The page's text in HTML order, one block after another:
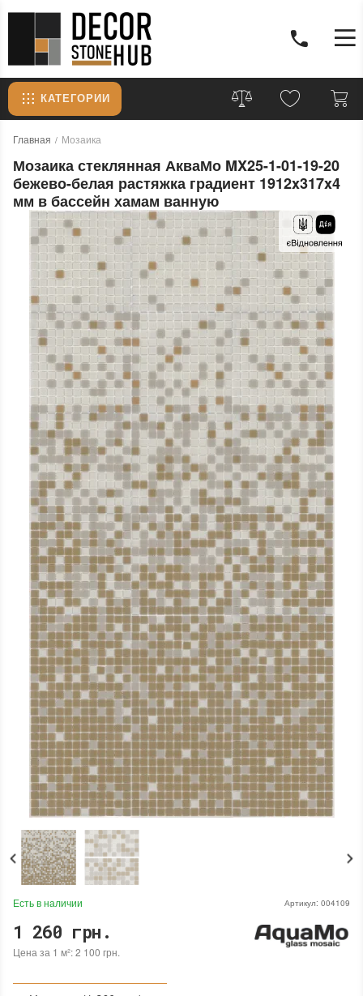
КАТЕГОРИИ
Главная Мозаика
Мозаика стеклянная АкваМо MX25-1-01-19-20
бежево-белая растяжка градиент 1912x317x4
мм в бассейн хамам ванную
Артикул: 004109
Есть в наличии
1 260 грн.
Цена за 1 м²: 2 100 грн.